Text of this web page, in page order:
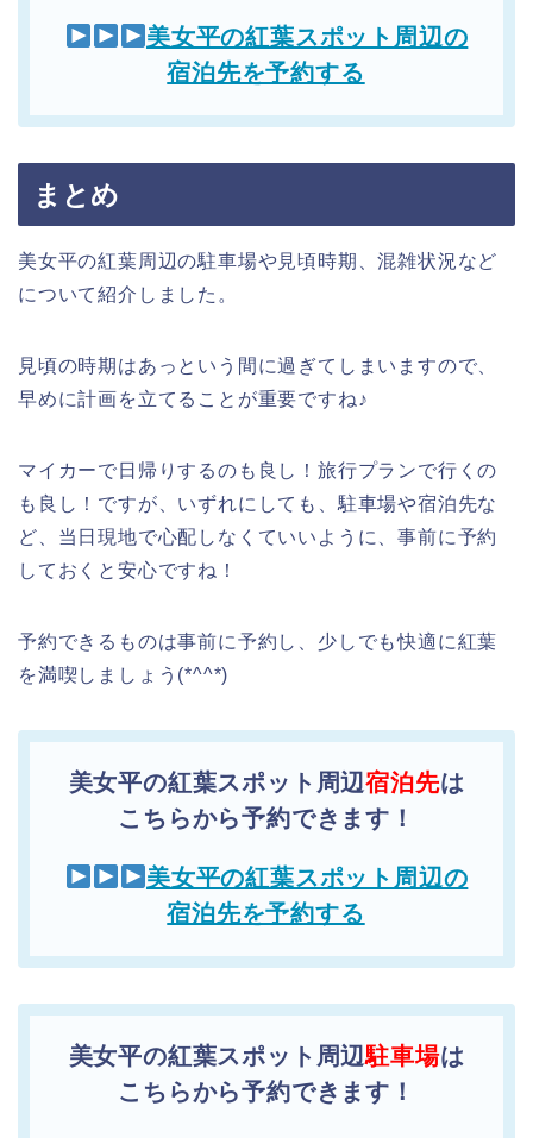
美女平の紅葉スポット周辺の
宿泊先を予約する
まとめ
美女平の紅葉周辺の駐車場や見頃時期、混雑状況など
について紹介しました。
見頃の時期はあっという間に過ぎてしまいますので、
早めに計画を立てることが重要ですね♪
マイカーで日帰りするのも良し！旅行プランで行くの
も良し！ですが、いずれにしても、駐車場や宿泊先な
ど、当日現地で心配しなくていいように、事前に予約
しておくと安心ですね！
予約できるものは事前に予約し、少しでも快適に紅葉
を満喫しましょう(*^^*)
美女平の紅葉スポット周辺宿泊先は
こちらから予約できます！
美女平の紅葉スポット周辺の
宿泊先を予約する
美女平の紅葉スポット周辺駐車場は
こちらから予約できます！